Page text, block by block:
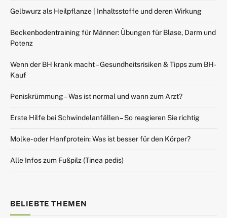
Gelbwurz als Heilpflanze | Inhaltsstoffe und deren Wirkung
Beckenbodentraining für Männer: Übungen für Blase, Darm und
Potenz
Wenn der BH krank macht – Gesundheitsrisiken & Tipps zum BH-
Kauf
Peniskrümmung – Was ist normal und wann zum Arzt?
Erste Hilfe bei Schwindelanfällen – So reagieren Sie richtig
Molke- oder Hanfprotein: Was ist besser für den Körper?
Alle Infos zum Fußpilz (Tinea pedis)
BELIEBTE THEMEN